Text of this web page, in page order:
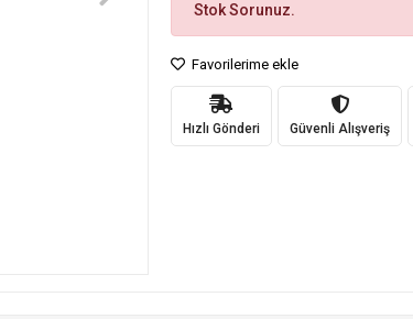
Stok Sorunuz.
Favorilerime ekle
Hızlı Gönderi Güvenli Alışveriş